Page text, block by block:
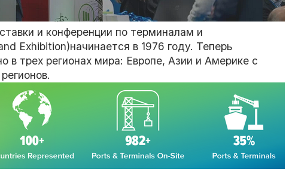
и конференции по терминалам и
Exhibition)начинается в 1976 году. Теперь
в трех регионах мира: Европе, Азии и Америке с